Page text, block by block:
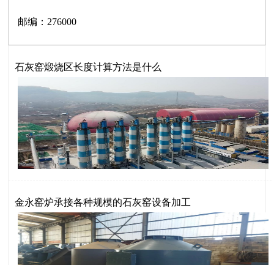
邮编：276000
石灰窑煅烧区长度计算方法是什么
金永窑炉承接各种规模的石灰窑设备加工